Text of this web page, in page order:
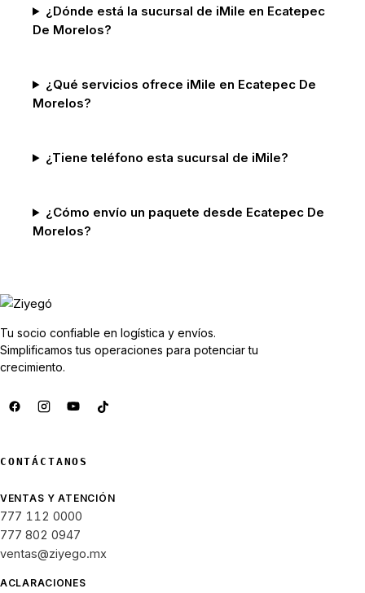
¿Dónde está la sucursal de iMile en Ecatepec
De Morelos?
¿Qué servicios ofrece iMile en Ecatepec De
Morelos?
¿Tiene teléfono esta sucursal de iMile?
¿Cómo envío un paquete desde Ecatepec De
Morelos?
Tu socio confiable en logística y envíos.
Simplificamos tus operaciones para potenciar tu
crecimiento.
CONTÁCTANOS
VENTAS Y ATENCIÓN
777 112 0000
777 802 0947
ventas@ziyego.mx
ACLARACIONES